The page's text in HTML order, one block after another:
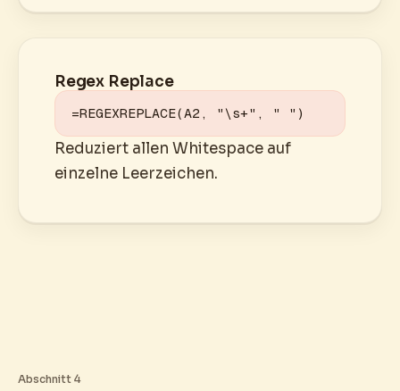
Regex Replace
=REGEXREPLACE(A2, "\s+", " ")
Reduziert allen Whitespace auf
einzelne Leerzeichen.
Abschnitt 4